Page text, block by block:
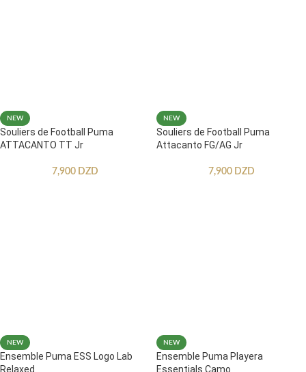
NEW
Souliers de Football Puma
ATTACANTO TT Jr
7,900 DZD
NEW
Souliers de Football Puma
Attacanto FG/AG Jr
7,900 DZD
NEW
Ensemble Puma ESS Logo Lab
Relaxed
NEW
Ensemble Puma Playera
Essentials Camo